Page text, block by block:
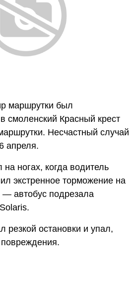
маршрутки был
смоленский Красный крест
Несчастный случай
апреля.
ногах, когда водитель
экстренное торможение на
— автобус подрезала
резкой остановки и упал,